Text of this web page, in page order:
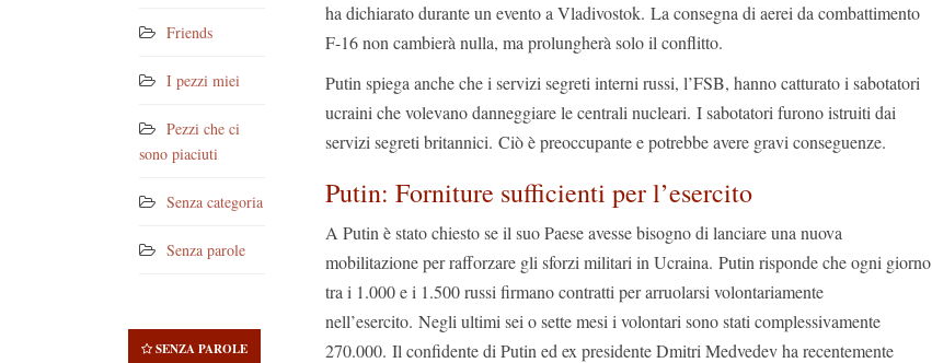
Friends
I pezzi miei
Pezzi che ci
sono piaciuti
Senza categoria
Senza parole
SENZA PAROLE
ha dichiarato durante un evento a Vladivostok. La consegna di aerei da combattimento
F-16 non cambierà nulla, ma prolungherà solo il conflitto.
Putin spiega anche che i servizi segreti interni russi, l’FSB, hanno catturato i sabotatori
ucraini che volevano danneggiare le centrali nucleari. I sabotatori furono istruiti dai
servizi segreti britannici. Ciò è preoccupante e potrebbe avere gravi conseguenze.
Putin: Forniture sufficienti per l’esercito
A Putin è stato chiesto se il suo Paese avesse bisogno di lanciare una nuova
mobilitazione per rafforzare gli sforzi militari in Ucraina. Putin risponde che ogni giorno
tra i 1.000 e i 1.500 russi firmano contratti per arruolarsi volontariamente
nell’esercito. Negli ultimi sei o sette mesi i volontari sono stati complessivamente
270.000. Il confidente di Putin ed ex presidente Dmitri Medvedev ha recentemente